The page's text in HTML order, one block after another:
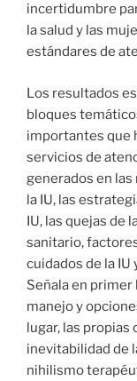
incertidumbre
la salud y las
estándares de
Los resultados
bloques
importantes que
servicios de
generados en
la IU, las
IU, las quejas de
sanitario,
cuidados de la IU
Señala en
manejo y
lugar, las propias
inevitabilidad de
nihilismo